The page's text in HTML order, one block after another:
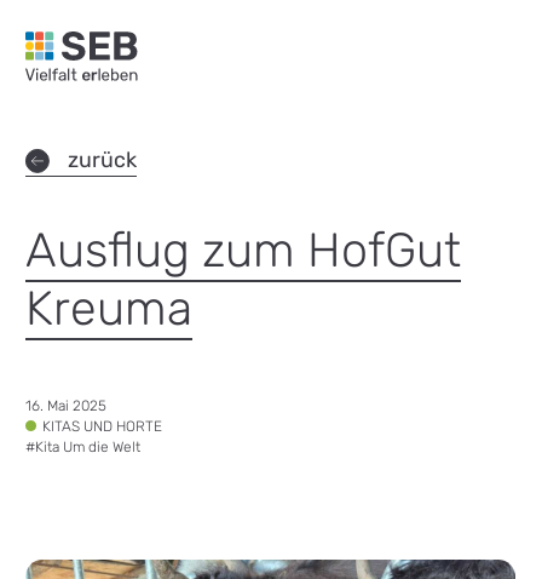
SEB Leipzig, Vielfalt erleben - zur Startseite
zurück
Ausflug zum HofGut
Kreuma
Datum:
16. Mai 2025
Tags:KITAS UND HORTE
#Kita Um die Welt